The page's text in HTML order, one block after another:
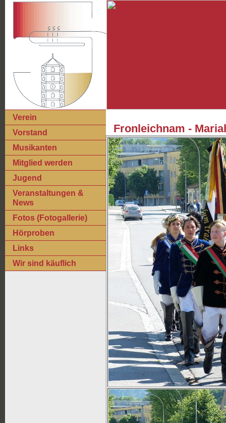
Verein
Vorstand
Musikanten
Mitglied werden
Jugend
Veranstaltungen &
News
Fotos (Fotogallerie)
Hörproben
Links
Wir sind käuflich
Fronleichnam -